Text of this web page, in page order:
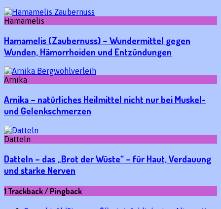
Hamamelis
Hamamelis (Zaubernuss) – Wundermittel gegen
Wunden, Hämorrhoiden und Entzündungen
Arnika
Arnika – natürliches Heilmittel nicht nur bei Muskel-
und Gelenkschmerzen
Datteln
Datteln – das „Brot der Wüste“ – für Haut, Verdauung
und starke Nerven
1 Trackback / Pingback